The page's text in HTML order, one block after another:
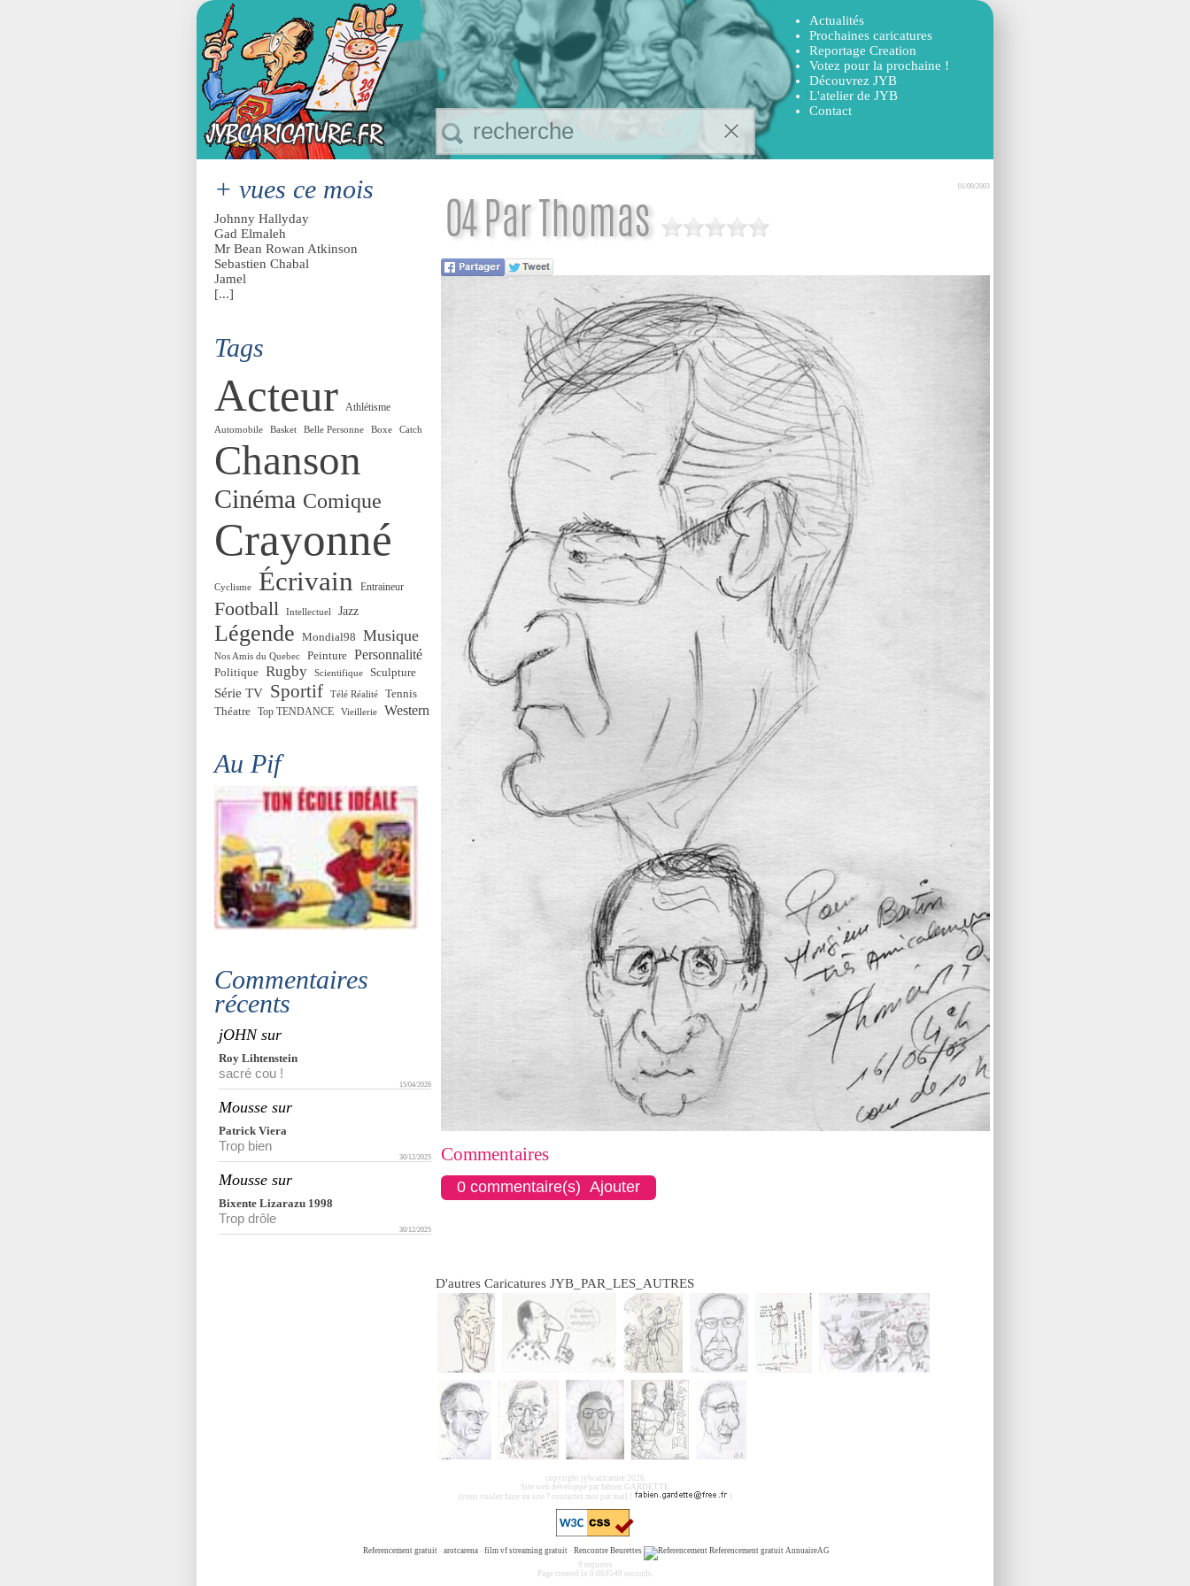
Actualités
Prochaines caricatures
Reportage Creation
Votez pour la prochaine !
Découvrez JYB
L'atelier de JYB
Contact
+ vues ce mois
Johnny Hallyday
Gad Elmaleh
Mr Bean Rowan Atkinson
Sebastien Chabal
Jamel
[...]
Tags
Acteur Athlétisme
Automobile Basket Belle Personne Boxe Catch
Chanson
Cinéma Comique
Crayonné
Cyclisme Écrivain Entraineur
Football Intellectuel Jazz
Légende Mondial98 Musique
Nos Amis du Quebec Peinture Personnalité
Politique Rugby Scientifique Sculpture
Série TV Sportif Télé Réalité
Tennis
Théatre Top TENDANCE Vieillerie Western
Au Pif
Commentaires
récents
jOHN sur
Roy Lihtenstein
sacré cou !
15/04/2026
Mousse sur
Patrick Viera
Trop bien
30/12/2025
Mousse sur
Bixente Lizarazu 1998
Trop drôle
30/12/2025
04 Par Thomas
01/09/2003
Commentaires
0 commentaire(s) Ajouter
D'autres Caricatures JYB_PAR_LES_AUTRES
copyright jybcaricature 2026
Site web développé par fabien GARDETTE
(vous voulez faire un site ? contactez moi par mail !
)
Referencement gratuit- arotcarena- film vf streaming gratuit- Rencontre Beurettes Referencement gratuit AnnuaireAG
9 requetes
Page created in 0.069549 seconds.